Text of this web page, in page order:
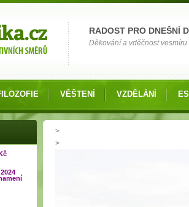
RADOST PRO DNEŠNÍ
Děkování a vděčnost
VĚŠTENÍ VZDĚLÁNÍ
Jste zde
>
>